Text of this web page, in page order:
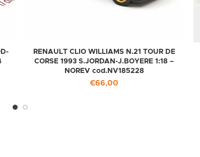
RENAULT CLIO WILLIAMS N.21 TOUR DE
CORSE 1993 S.JORDAN-J.BOYERE 1:18 –
NOREV cod.NV185228
€66,00